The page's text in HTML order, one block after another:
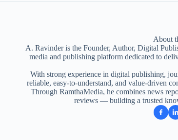
About
A. Ravinder is the Founder, Author, Digital
media and publishing platform dedicated to
With strong experience in digital publishing,
reliable, easy-to-understand, and value-driven
Through RamthaMedia, he combines news
reviews — building a trusted